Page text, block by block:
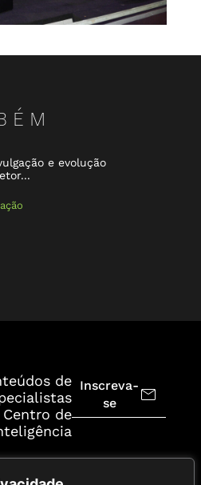
e evolução
de
de
Inscreva-
se